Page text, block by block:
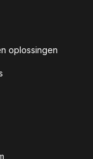
oplossingen